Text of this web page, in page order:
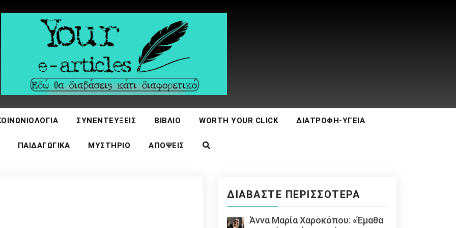
ΣΥΝΕΝΤΕΎΞΕΙΣ ΒΙΒΛΊΟ WORTH YOUR CLICK ΔΙΑΤΡΟΦΉ-ΥΓΕΊΑ
ΠΑΙΔΑΓΩΓΙΚΆ ΜΥΣΤΉΡΙΟ ΑΠΌΨΕΙΣ
ΔΙΑΒΆΣΤΕ ΠΕΡΙΣΣΌΤΕΡΑ
Άννα Μαρία Χαροκόπου: «Έμαθα